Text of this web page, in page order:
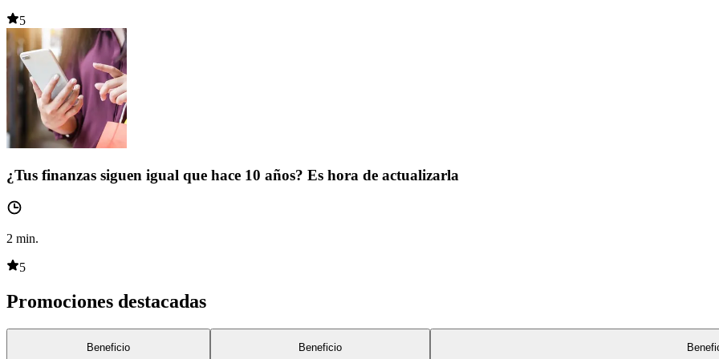
5
¿Tus finanzas siguen igual que hace 10 años? Es hora de actualizarla
2 min.
5
Promociones destacadas
Beneficio Beneficio